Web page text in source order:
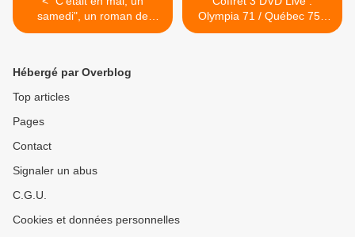
samedi", un roman de
David Lelait-Helo (à
Olympia 71 / Québec 75 /
Prague 77 >
Hébergé par Overblog
Top articles
Pages
Contact
Signaler un abus
C.G.U.
Cookies et données personnelles